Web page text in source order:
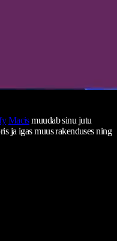
Macismuudab sinu jutu
ja igas muus rakenduses ning